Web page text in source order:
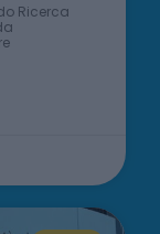
Ricerca